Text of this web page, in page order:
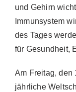
und Gehirn
Immunsystem
des Tages
für Gesundheit,
Am Freitag, den
jährliche